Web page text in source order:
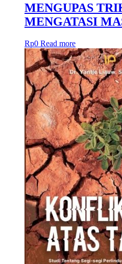
MENGUPAS
MENGATASI
Rp0 Read more